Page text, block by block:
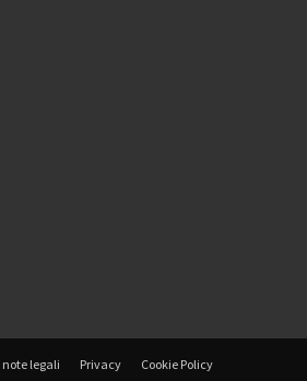
legali Privacy Cookie Policy